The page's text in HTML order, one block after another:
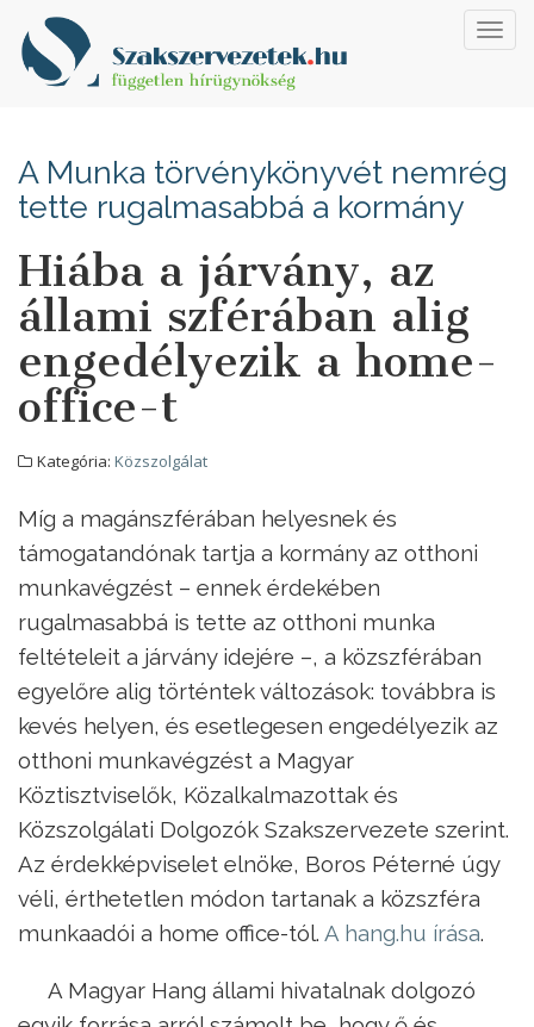
A Munka törvénykönyvét nemrég
tette rugalmasabbá a kormány
Hiába a járvány, az
állami szférában alig
engedélyezik a home-
office-t
Kategória: Közszolgálat
Míg a magánszférában helyesnek és
támogatandónak tartja a kormány az otthoni
munkavégzést – ennek érdekében
rugalmasabbá is tette az otthoni munka
feltételeit a járvány idejére –, a közszférában
egyelőre alig történtek változások: továbbra is
kevés helyen, és esetlegesen engedélyezik az
otthoni munkavégzést a Magyar
Köztisztviselők, Közalkalmazottak és
Közszolgálati Dolgozók Szakszervezete szerint.
Az érdekképviselet elnöke, Boros Péterné úgy
véli, érthetetlen módon tartanak a közszféra
munkaadói a home office-tól. A hang.hu írása.
A Magyar Hang állami hivatalnak dolgozó